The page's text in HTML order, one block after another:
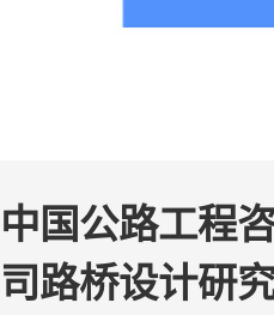
中国公路工程
司路桥设计研